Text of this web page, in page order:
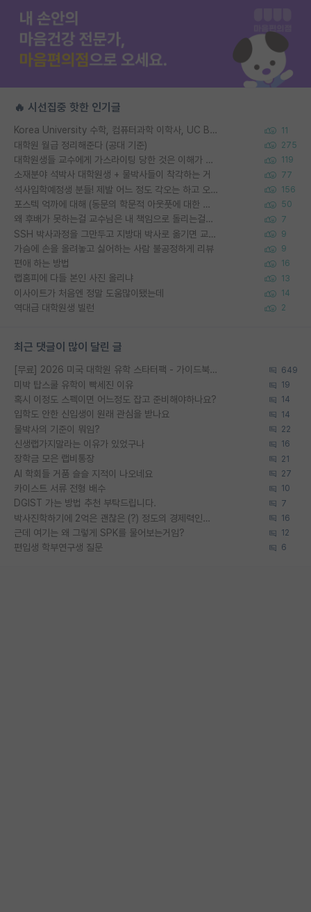
🔥 시선집중 핫한 인기글
Korea University 수학, 컴퓨터과학 이학사, UC Berkeley 산업공학 대학원 공학박사가 되는 것은 쉽지 않겠죠? 11
대학원 월급 정리해준다 (공대 기준) 275
대학원생들 교수에게 가스라이팅 당한 것은 이해가 갑니다. 안타깝네요. 119
소재분야 석박사 대학원생 + 물박사들이 착각하는 거 77
석사입학예정생 분들! 제발 어느 정도 각오는 하고 오세요. 156
포스텍 억까에 대해 (동문의 학문적 아웃풋에 대한 반박) 50
왜 후배가 못하는걸 교수님은 내 책임으로 돌리는걸까요? 7
SSH 박사과정을 그만두고 지방대 박사로 옮기면 교수의 꿈은 끝일까요? 9
가슴에 손을 올려놓고 싫어하는 사람 불공정하게 리뷰 9
편애 하는 방법 16
랩홈피에 다들 본인 사진 올리냐 13
이사이트가 처음엔 정말 도움많이됐는데 14
역대급 대학원생 빌런 2
최근 댓글이 많이 달린 글
[무료] 2026 미국 대학원 유학 스타터팩 - 가이드북 & 합격자 컨택메일 템플릿 649
미박 탑스쿨 유학이 빡세진 이유 19
혹시 이정도 스펙이면 어느정도 잡고 준비해야하나요? 14
입학도 안한 신입생이 원래 관심을 받나요 14
물박사의 기준이 뭐임? 22
신생랩가지말라는 이유가 있었구나 16
장학금 모은 랩비통장 21
AI 학회들 거품 슬슬 지적이 나오네요 27
카이스트 서류 전형 배수 10
DGIST 가는 방법 추천 부탁드립니다. 7
박사진학하기에 2억은 괜찮은 (?) 정도의 경제력인가요 16
근데 여기는 왜 그렇게 SPK를 물어보는거임? 12
편입생 학부연구생 질문 6